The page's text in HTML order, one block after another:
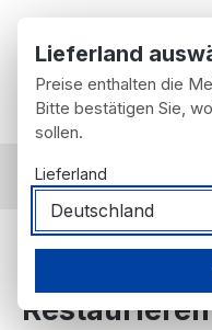
Fahrzeugangebot
Mercedes
Restaurieren
Lieferland
Preise enthalten die
Bitte bestätigen Sie,
sollen.
Lieferland